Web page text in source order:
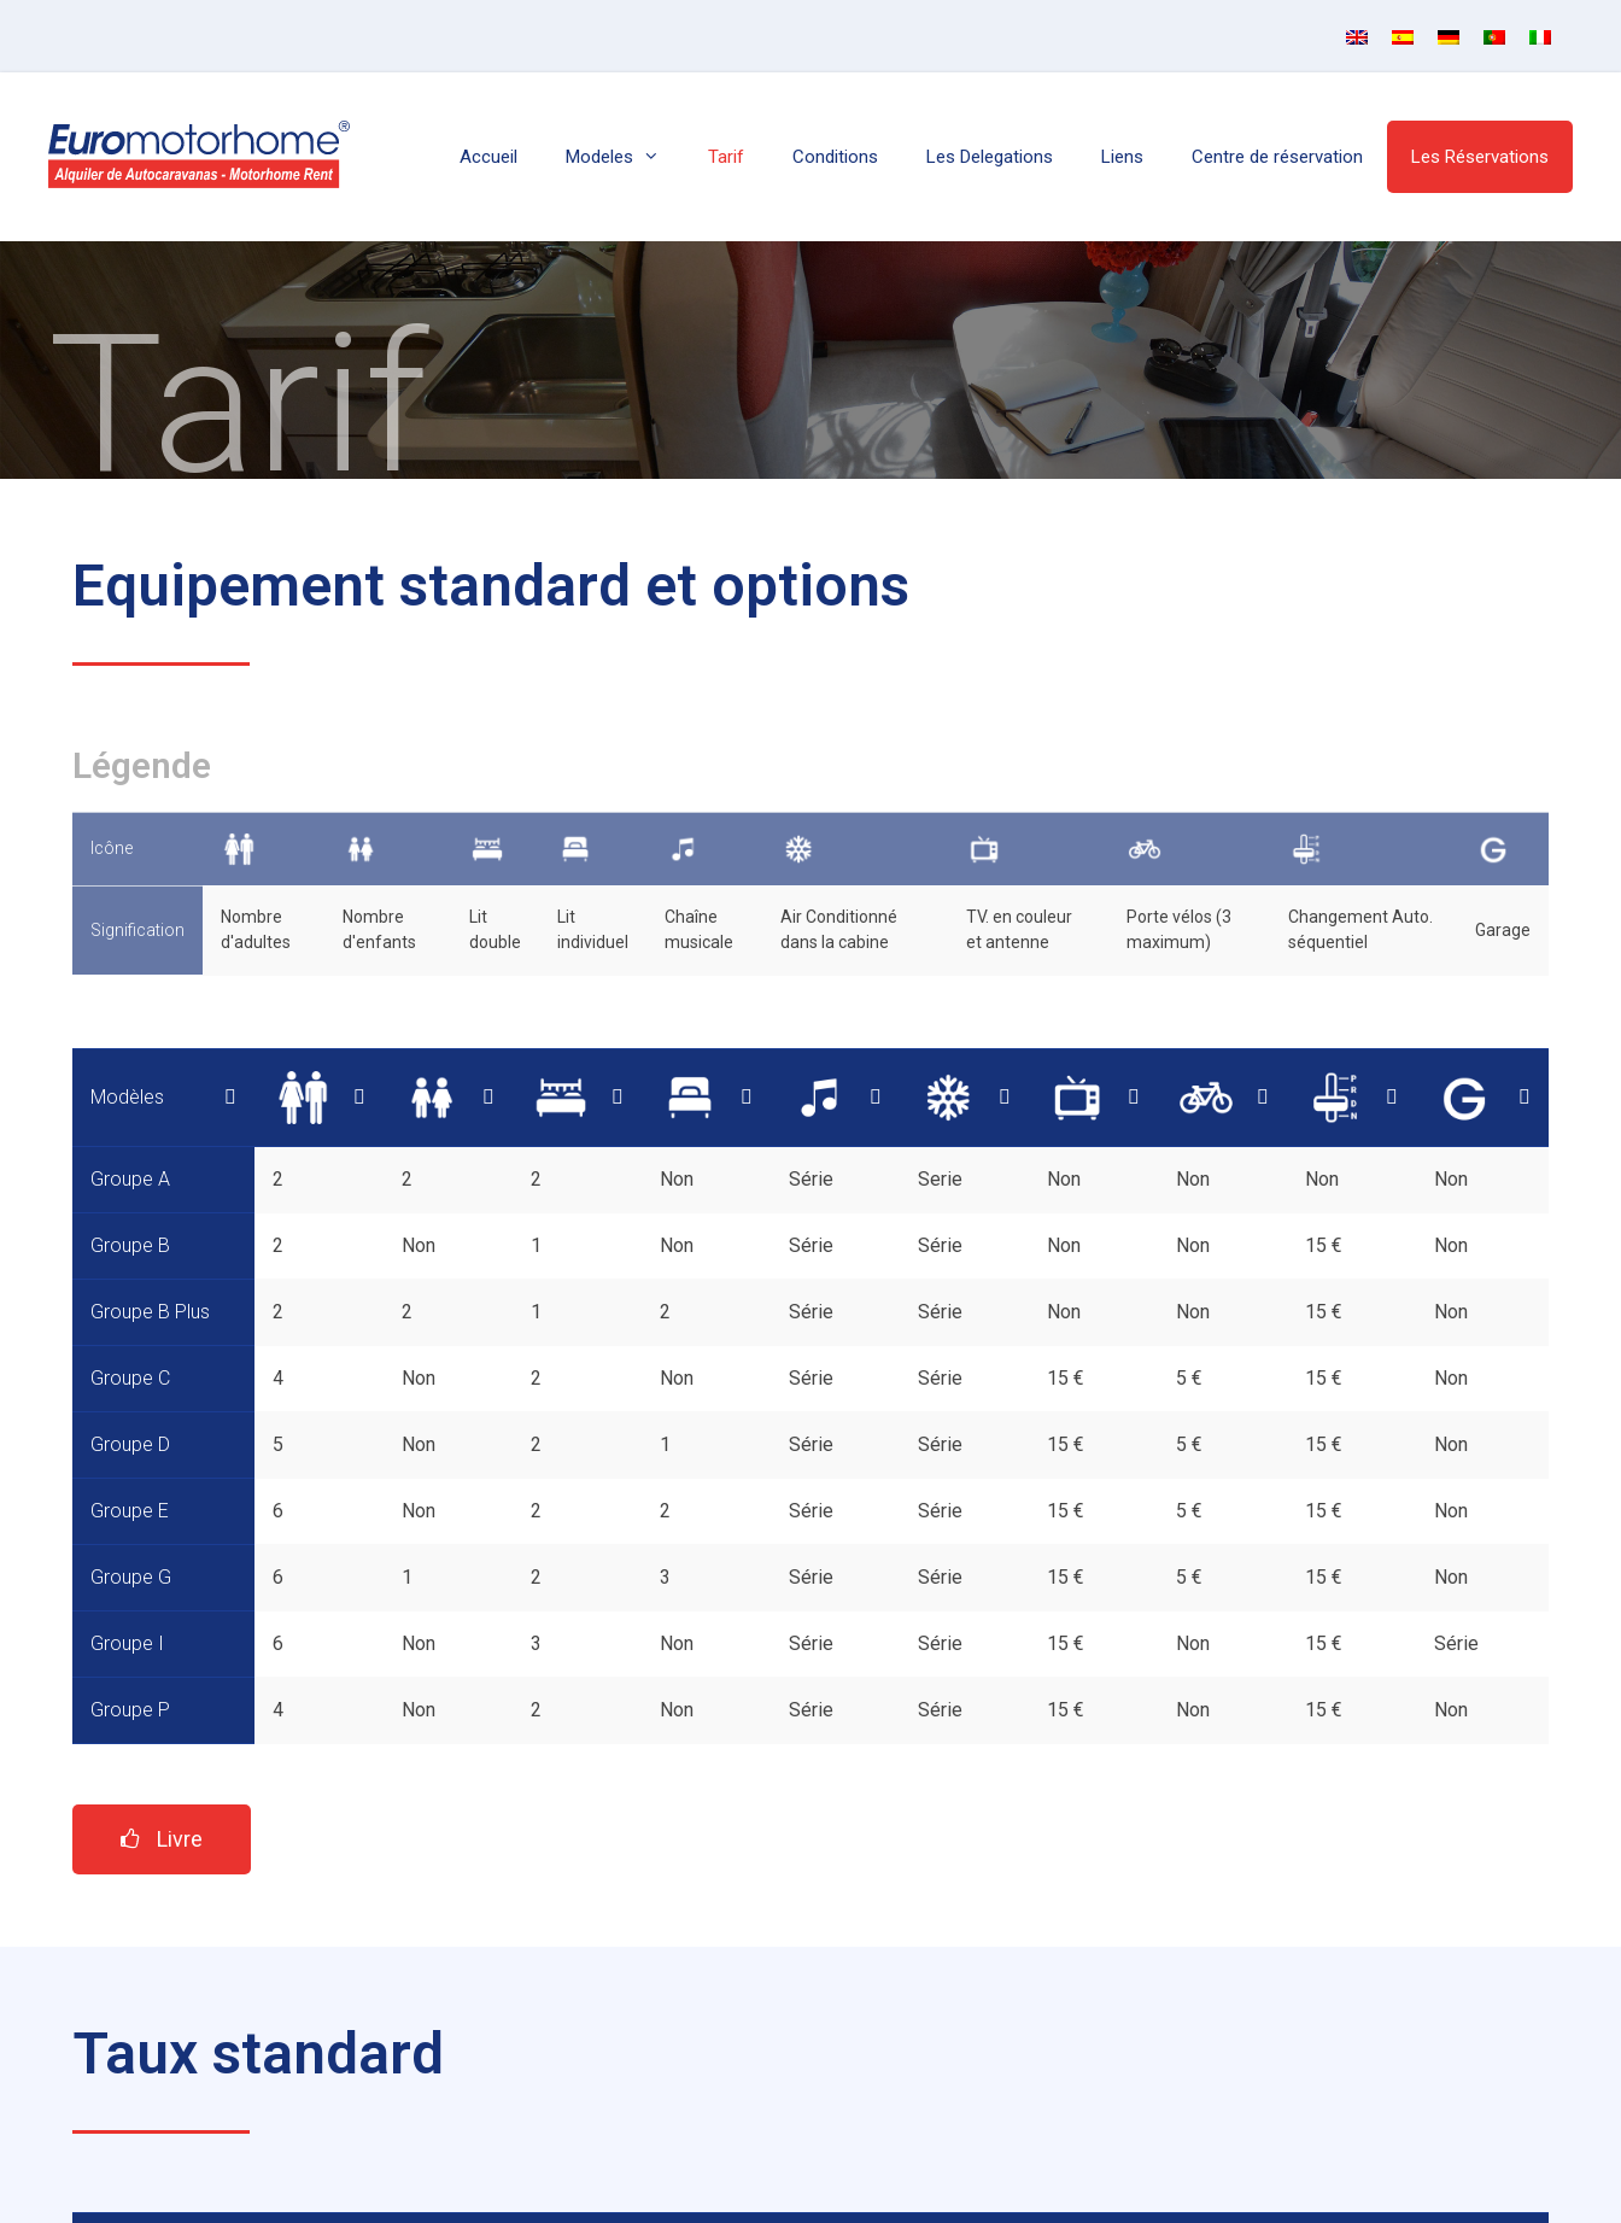
Accueil Modeles Tarif Conditions Les Delegations Liens Centre de réservation Les Réservations
Tarif
Equipement standard et options
Légende
Icône
Signification
Nombre
d'adultes
Nombre
d'enfants
Lit
double
Lit
individuel
Chaîne
musicale
Air Conditionné
dans la cabine
TV. en couleur
et antenne
Porte vélos (3
maximum)
Changement Auto.
séquentiel
Garage
Modèles
Groupe A 2 2 2 Non Série Serie Non Non Non Non
Groupe B 2 Non 1 Non Série Série Non Non 15 € Non
Groupe B Plus 2 2 1 2 Série Série Non Non 15 € Non
Groupe C 4 Non 2 Non Série Série 15 € 5 € 15 € Non
Groupe D 5 Non 2 1 Série Série 15 € 5 € 15 € Non
Groupe E 6 Non 2 2 Série Série 15 € 5 € 15 € Non
Groupe G 6 1 2 3 Série Série 15 € 5 € 15 € Non
Groupe I 6 Non 3 Non Série Série 15 € Non 15 € Série
Groupe P 4 Non 2 Non Série Série 15 € Non 15 € Non
Livre
Taux standard